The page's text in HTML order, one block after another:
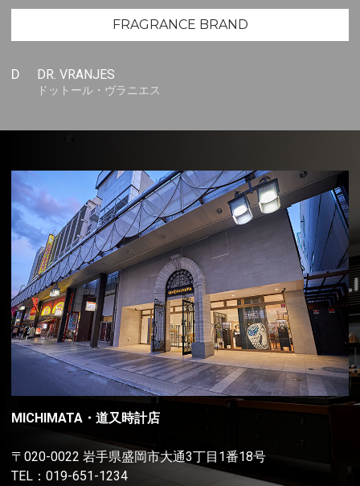
FRAGRANCE BRAND
D DR. VRANJES
ドットール・ヴラニエス
MICHIMATA・道又時計店
〒020-0022 岩手県盛岡市大通3丁目1番18号
TEL： 019-651-1234